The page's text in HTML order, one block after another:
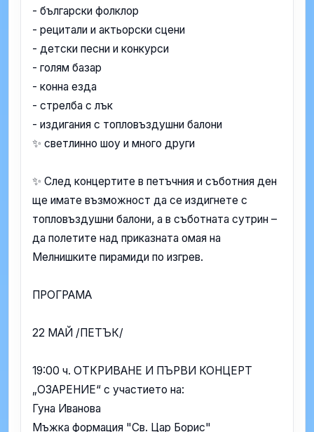
- български фолклор
- рецитали и актьорски сцени
- детски песни и конкурси
- голям базар
- конна езда
- стрелба с лък
- издигания с топловъздушни балони
✨ светлинно шоу и много други
✨ След концертите в петъчния и съботния ден
ще имате възможност да се издигнете с
топловъздушни балони, а в съботната сутрин –
да полетите над приказната омая на
Мелнишките пирамиди по изгрев.
ПРОГРАМА
22 МАЙ /ПЕТЪК/
19:00 ч. ОТКРИВАНЕ И ПЪРВИ КОНЦЕРТ
„ОЗАРЕНИЕ“ с участието на:
Гуна Иванова
Мъжка формация "Св. Цар Борис"